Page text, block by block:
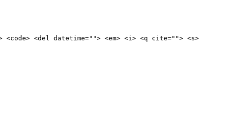
<del datetime=""> <em> <i> <q cite=""> <s>